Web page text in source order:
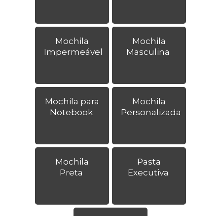
Mochila
Impermeável
Mochila
Masculina
Mochila para
Notebook
Mochila
Personalizada
Mochila
Preta
Pasta
Executiva